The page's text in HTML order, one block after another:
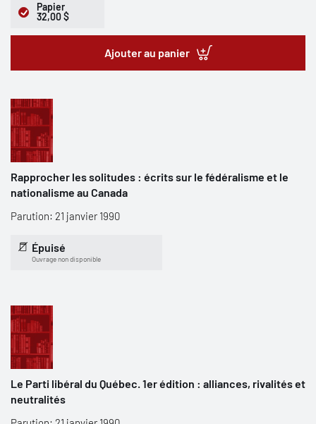
Papier
32,00 $
Ajouter au panier
Rapprocher les solitudes : écrits sur le fédéralisme et le
nationalisme au Canada
Parution: 21 janvier 1990
Épuisé
Ouvrage non disponible
Le Parti libéral du Québec. 1er édition : alliances, rivalités et
neutralités